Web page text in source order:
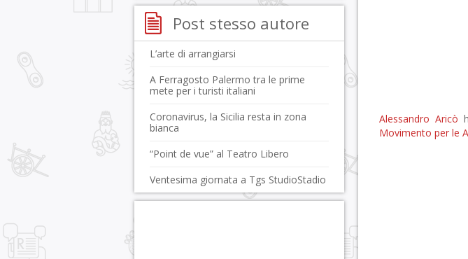
Alessandro Aricò
Movimento per le
Post stesso autore
L’arte di arrangiarsi
A Ferragosto Palermo tra le prime
mete per i turisti italiani
Coronavirus, la Sicilia resta in zona
bianca
“Point de vue” al Teatro Libero
Ventesima giornata a Tgs StudioStadio